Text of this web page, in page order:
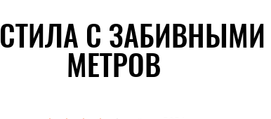
С ЗАБИВНЫМИ
МЕТРОВ